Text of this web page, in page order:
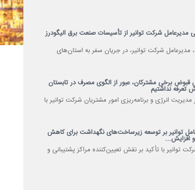
مدیرعامل شرکت توانیر از تأسیسات صنعت برق الیگودرز
مدیرعامل شرکت توانیر، در جریان سفر به استان‌های
قبوض برخی مشترکان، عبور از الگوی مصرف در تابستان
تعرفه نداشتیم
مدیریت انرژی و برنامه‌ریزی امور مشتریان شرکت توانیر با
توانیر بر توسعه زیرساخت‌های نگهداشت برای کاهش
افزایش...
توانیر با تأکید بر نقش تعیین‌کننده مراکز پشتیبانی و